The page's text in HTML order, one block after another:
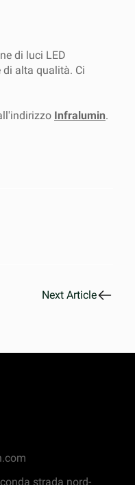
di luci LED
di alta qualità. Ci
Infralumin.
Next Article
strada nord-